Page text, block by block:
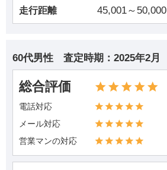
走行距離 45,001～50,000
60代男性 査定時期： 2025年2月
総合評価
電話対応
メール対応
営業マンの対応